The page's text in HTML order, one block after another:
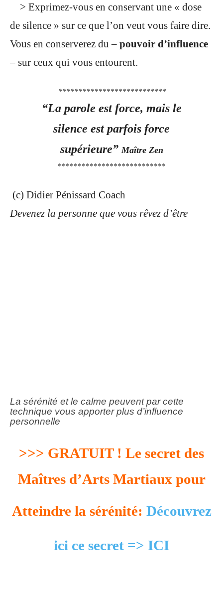
> Exprimez-vous en conservant une « dose
de silence » sur ce que l’on veut vous faire dire.
Vous en conserverez du – pouvoir d’influence
– sur ceux qui vous entourent.
***************************
“La parole est force, mais le
silence est parfois force
supérieure” Maître Zen
***************************
(c) Didier Pénissard Coach
Devenez la personne que vous rêvez d’être
La sérénité et le calme peuvent par cette
technique vous apporter plus d’influence
personnelle
>>> GRATUIT ! Le secret des
Maîtres d’Arts Martiaux pour
Atteindre la sérénité: Découvrez
ici ce secret => ICI